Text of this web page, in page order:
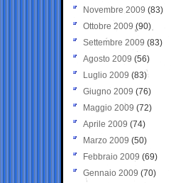
Novembre 2009 (83)
Ottobre 2009 (90)
Settembre 2009 (83)
Agosto 2009 (56)
Luglio 2009 (83)
Giugno 2009 (76)
Maggio 2009 (72)
Aprile 2009 (74)
Marzo 2009 (50)
Febbraio 2009 (69)
Gennaio 2009 (70)